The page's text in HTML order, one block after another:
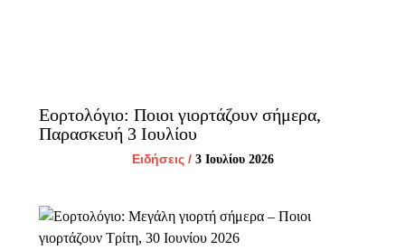
Εορτολόγιο: Ποιοι γιορτάζουν σήμερα,
Παρασκευή 3 Ιουλίου
Ειδήσεις/ 3 Ιουλίου 2026